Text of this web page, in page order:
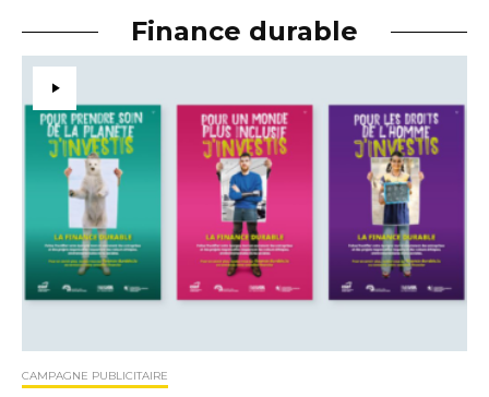
Finance durable
CAMPAGNE PUBLICITAIRE